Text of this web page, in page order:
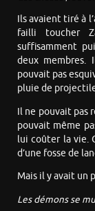
Ils avaient tiré à
failli toucher
suffisamment
deux
pouvait pas
pluie de
Il ne pouvait pas
pouvait même
lui coûter la vie.
d’une fosse de
Mais il y avait un
Les démons se